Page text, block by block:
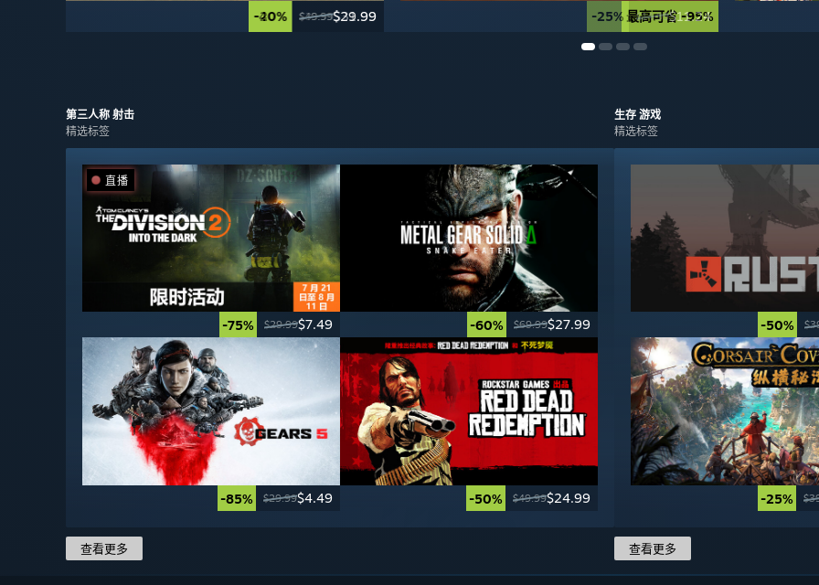
-40% $49.99$29.99 最高可省 -95%
-20% $39.99$31.99 -25% $14.99$11.24
第三人称 射击
精选标签
-75% $29.99$7.49
直播
-60% $69.99$27.99
-85% $29.99$4.49 -50% $49.99$24.99
查看更多
生存 游戏
精选标签
-50%
-25%
查看更多